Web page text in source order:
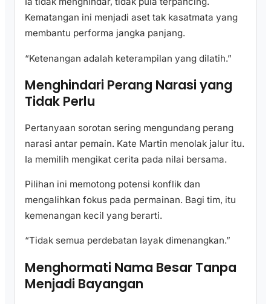
Kematangan ini menjadi aset tak kasatmata yang
membantu performa jangka panjang.
“Ketenangan adalah keterampilan yang dilatih.”
Menghindari Perang Narasi yang
Tidak Perlu
Pertanyaan sorotan sering mengundang perang
narasi antar pemain. Kate Martin menolak jalur itu.
Ia memilih mengikat cerita pada nilai bersama.
Pilihan ini memotong potensi konflik dan
mengalihkan fokus pada permainan. Bagi tim, itu
kemenangan kecil yang berarti.
“Tidak semua perdebatan layak dimenangkan.”
Menghormati Nama Besar Tanpa
Menjadi Bayangan